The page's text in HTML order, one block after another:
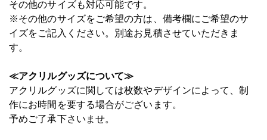
その他のサイズも対応可能です。
※その他のサイズをご希望の方は、備考欄にご希望のサ
イズをご記入ください。別途お見積させていただきま
す。
≪アクリルグッズについて≫
アクリルグッズに関しては枚数やデザインによって、制
作にお時間を要する場合がございます。
予めご了承下さいませ。